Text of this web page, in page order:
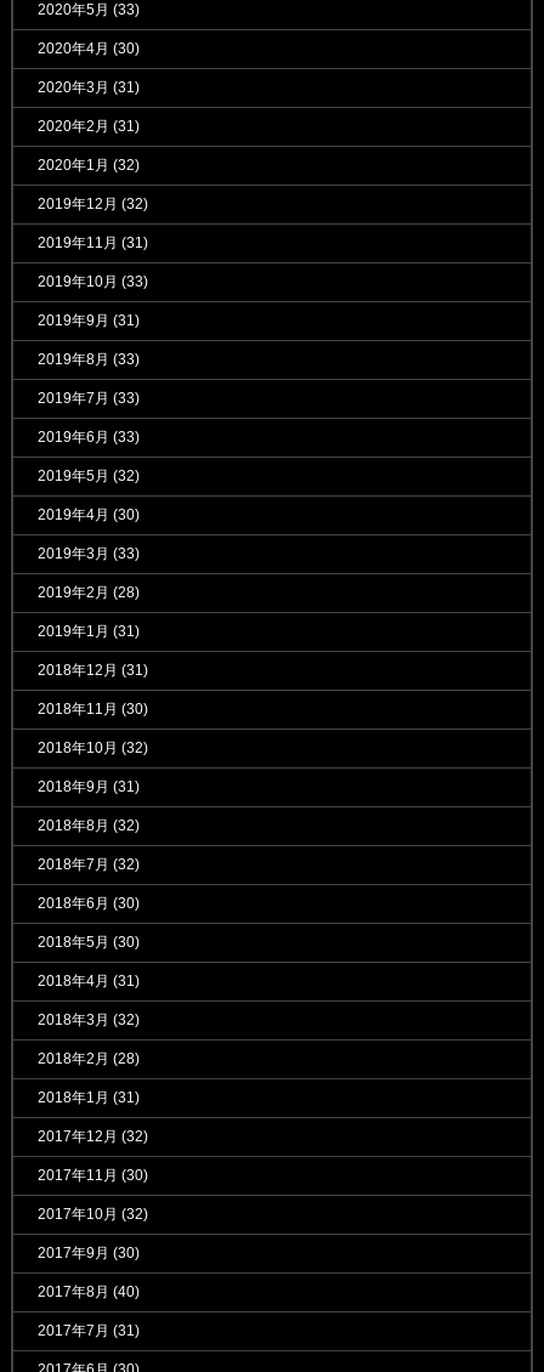
2020年5月 (33)
2020年4月 (30)
2020年3月 (31)
2020年2月 (31)
2020年1月 (32)
2019年12月 (32)
2019年11月 (31)
2019年10月 (33)
2019年9月 (31)
2019年8月 (33)
2019年7月 (33)
2019年6月 (33)
2019年5月 (32)
2019年4月 (30)
2019年3月 (33)
2019年2月 (28)
2019年1月 (31)
2018年12月 (31)
2018年11月 (30)
2018年10月 (32)
2018年9月 (31)
2018年8月 (32)
2018年7月 (32)
2018年6月 (30)
2018年5月 (30)
2018年4月 (31)
2018年3月 (32)
2018年2月 (28)
2018年1月 (31)
2017年12月 (32)
2017年11月 (30)
2017年10月 (32)
2017年9月 (30)
2017年8月 (40)
2017年7月 (31)